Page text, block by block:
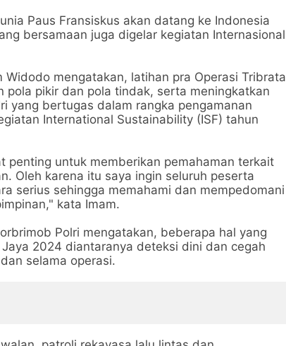
Paus Fransiskus akan datang ke Indonesia
bersamaan juga digelar kegiatan Internasional
mengatakan, latihan pra Operasi Tribrata
pikir dan pola tindak, serta meningkatkan
yang bertugas dalam rangka pengamanan
International Sustainability (ISF) tahun
penting untuk memberikan pemahaman terkait
Oleh karena itu saya ingin seluruh peserta
serius sehingga memahami dan mempedomani
kata Imam.
Polri mengatakan, beberapa hal yang
2024 diantaranya deteksi dini dan cegah
selama operasi.